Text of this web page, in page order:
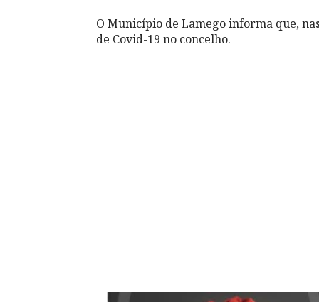
O Município de Lamego informa que,
de Covid-19 no concelho.